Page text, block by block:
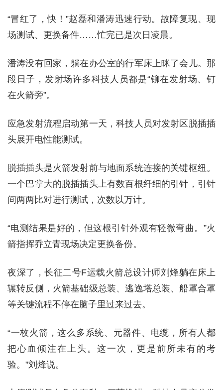
“冒红了，快！”赵磊和潘涛迅速行动。故障复现、现
场测试、更换备件……忙完已是次日凌晨。
潘涛没有回家，躺在办公室的行军床上眯了会儿。那
段日子，发射场许多科技人员都是“铆在发射场、钉
在火箭旁”。
应急发射流程启动第一天，科技人员对发射区脱插插
头展开电性能测试。
脱插插头是火箭发射前与地面系统连接的关键枢纽。
一个巴掌大的脱插插头上有数百根纤细的引针，引针
间两两比对进行测试，次数以万计。
“电测结果是好的，但这根引针外观有轻微弯曲。”火
箭指挥乔立青现场决定更换备份。
夜深了，长征二号F运载火箭总设计师刘烽躺在床上
辗转反侧，火箭基础级总装、逃逸塔总装、船罩合罩
等关键流程不停在脑子里过来过去。
“一枚火箭，这么多系统、元器件、电缆，所有人都
把心血倾注在上头。这一次，更是前所未有的考
验。”刘烽说。